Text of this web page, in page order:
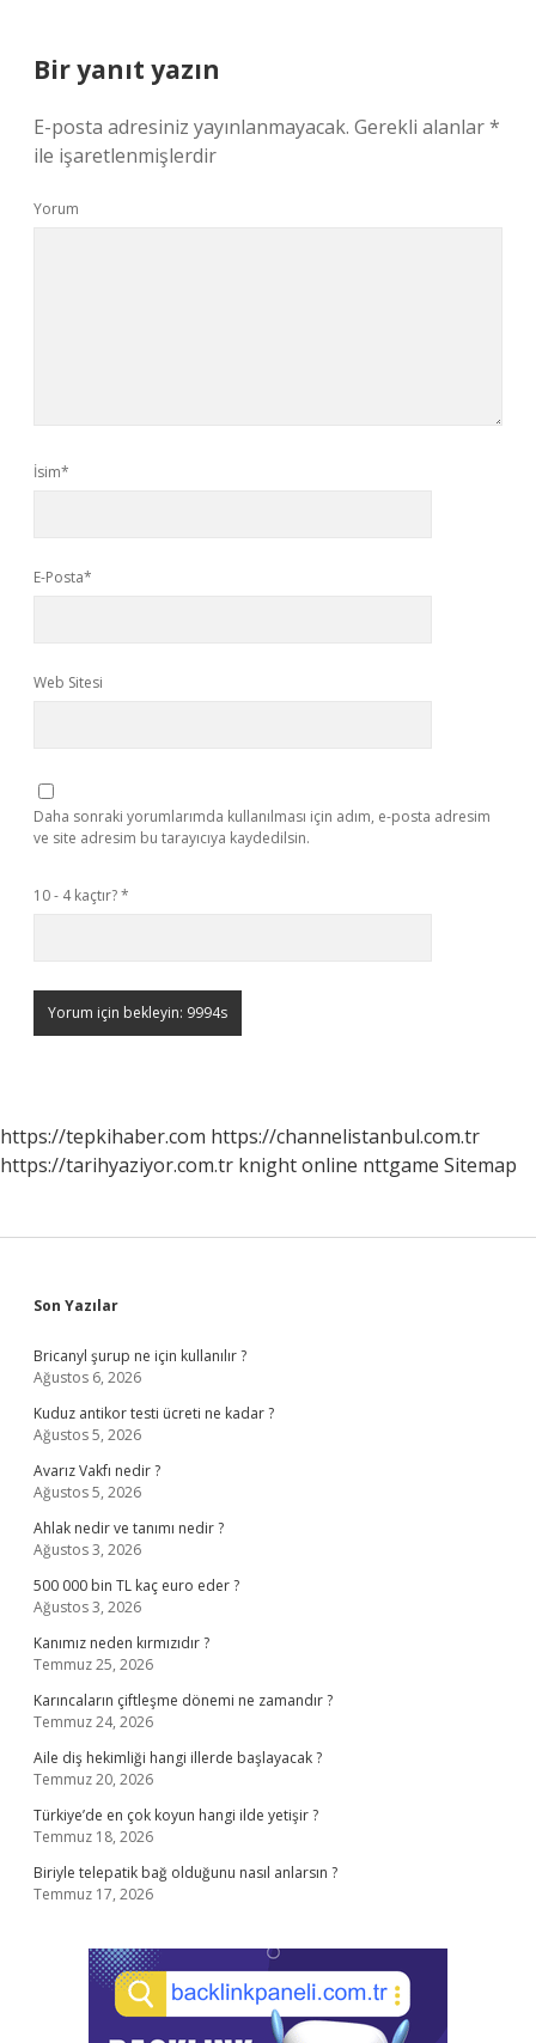
Bir yanıt yazın
E-posta adresiniz yayınlanmayacak. Gerekli alanlar*
ile işaretlenmişlerdir
Yorum
İsim*
E-Posta*
Web Sitesi
Daha sonraki yorumlarımda kullanılması için adım, e-posta adresim
ve site adresim bu tarayıcıya kaydedilsin.
10 - 4 kaçtır?*
https://tepkihaber.com https://channelistanbul.com.tr
https://tarihyaziyor.com.tr knight online nttgame Sitemap
Sidebar
Son Yazılar
Bricanyl şurup ne için kullanılır ?
Ağustos 6, 2026
Kuduz antikor testi ücreti ne kadar ?
Ağustos 5, 2026
Avarız Vakfı nedir ?
Ağustos 5, 2026
Ahlak nedir ve tanımı nedir ?
Ağustos 3, 2026
500 000 bin TL kaç euro eder ?
Ağustos 3, 2026
Kanımız neden kırmızıdır ?
Temmuz 25, 2026
Karıncaların çiftleşme dönemi ne zamandır ?
Temmuz 24, 2026
Aile diş hekimliği hangi illerde başlayacak ?
Temmuz 20, 2026
Türkiye’de en çok koyun hangi ilde yetişir ?
Temmuz 18, 2026
Biriyle telepatik bağ olduğunu nasıl anlarsın ?
Temmuz 17, 2026